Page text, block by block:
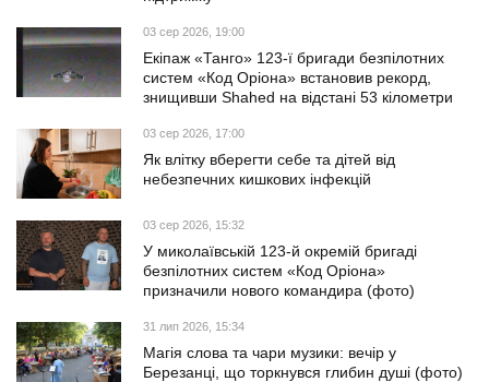
03 сер 2026, 19:00
Екіпаж «Танго» 123-ї бригади безпілотних
систем «Код Оріона» встановив рекорд,
знищивши Shahed на відстані 53 кілометри
03 сер 2026, 17:00
Як влітку вберегти себе та дітей від
небезпечних кишкових інфекцій
03 сер 2026, 15:32
У миколаївській 123-й окремій бригаді
безпілотних систем «Код Оріона»
призначили нового командира (фото)
31 лип 2026, 15:34
Магія слова та чари музики: вечір у
Березанці, що торкнувся глибин душі (фото)